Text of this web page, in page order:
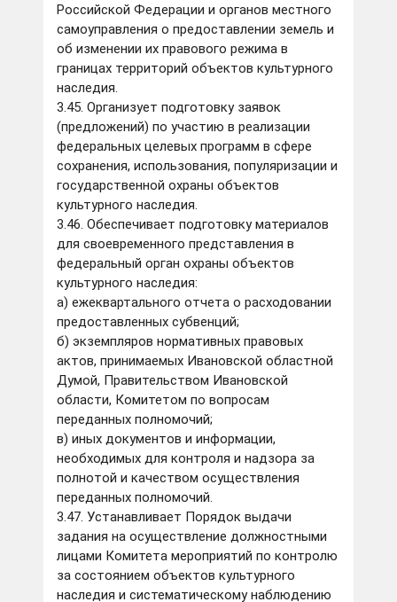
Российской Федерации и органов местного
самоуправления о предоставлении земель и
об изменении их правового режима в
границах территорий объектов культурного
наследия.
3.45. Организует подготовку заявок
(предложений) по участию в реализации
федеральных целевых программ в сфере
сохранения, использования, популяризации и
государственной охраны объектов
культурного наследия.
3.46. Обеспечивает подготовку материалов
для своевременного представления в
федеральный орган охраны объектов
культурного наследия:
а) ежеквартального отчета о расходовании
предоставленных субвенций;
б) экземпляров нормативных правовых
актов, принимаемых Ивановской областной
Думой, Правительством Ивановской
области, Комитетом по вопросам
переданных полномочий;
в) иных документов и информации,
необходимых для контроля и надзора за
полнотой и качеством осуществления
переданных полномочий.
3.47. Устанавливает Порядок выдачи
задания на осуществление должностными
лицами Комитета мероприятий по контролю
за состоянием объектов культурного
наследия и систематическому наблюдению